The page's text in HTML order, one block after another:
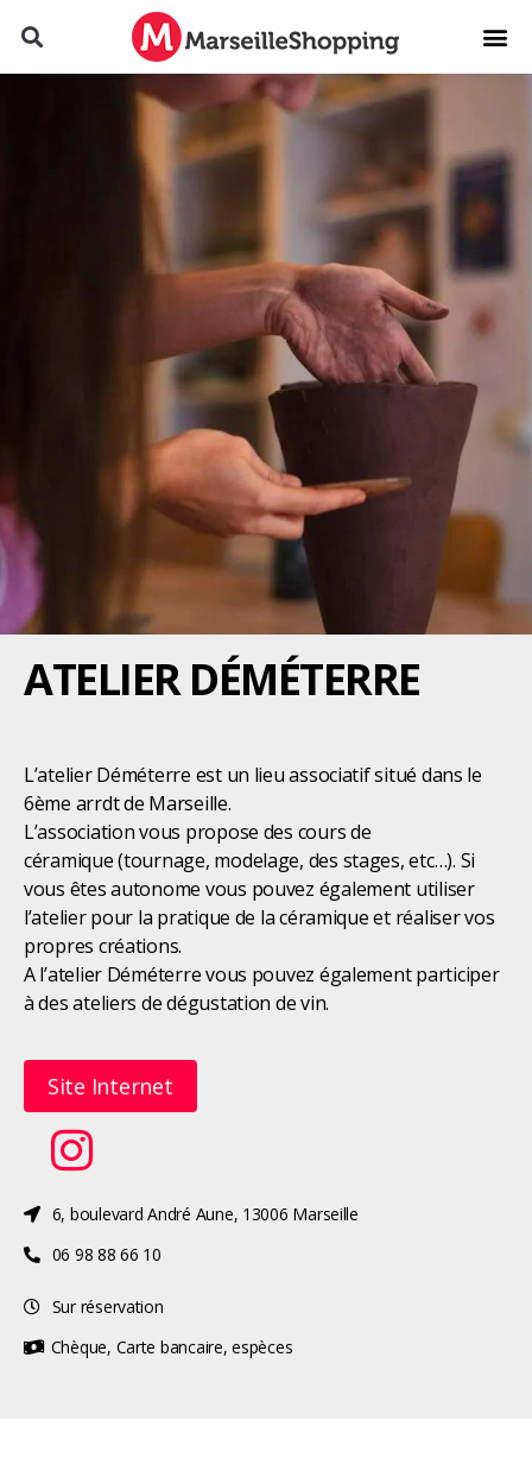
ATELIER DÉMÉTERRE
L’atelier Déméterre est un lieu associatif situé dans le
6ème arrdt de Marseille.
L’association vous propose des cours de
céramique (tournage, modelage, des stages, etc…). Si
vous êtes autonome vous pouvez également utiliser
l’atelier pour la pratique de la céramique et réaliser vos
propres créations.
A l’atelier Déméterre vous pouvez également participer
à des ateliers de dégustation de vin.
Site Internet
6, boulevard André Aune, 13006 Marseille
06 98 88 66 10‬
Sur réservation
Chèque, Carte bancaire, espèces